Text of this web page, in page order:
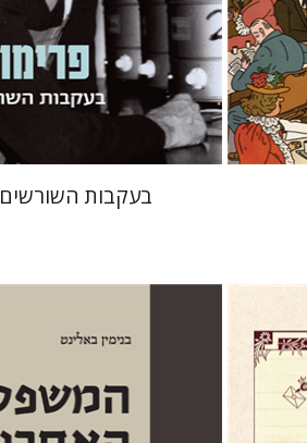
הנחת אתר ספר מודפס
$42
$38
בעקבות השורשים